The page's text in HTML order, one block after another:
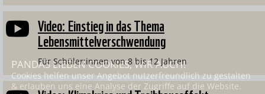
 Video: Einstieg in das Thema
Lebensmittelverschwendung
Für Schüler:innen von 8 bis 12 Jahren
PANDAS LIEBEN COOKIES, WIR AUCH!
Cookies helfen unser Angebot nutzerfreundlich zu gestalten
& erlauben uns eine Analyse der Zugriffe auf die Website.